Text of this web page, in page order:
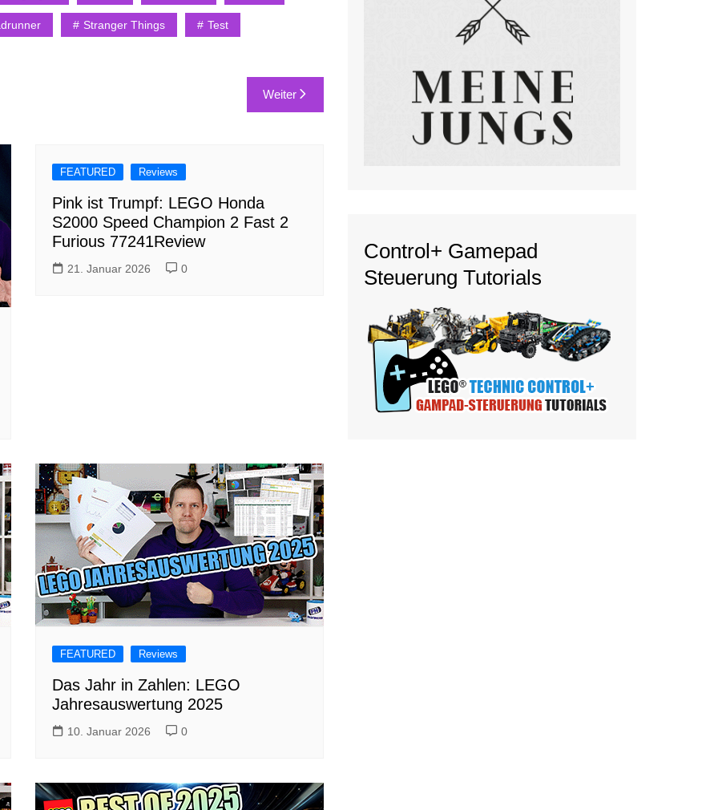
Stranger Things Test
Weiter
FEATURED Reviews
Pink ist Trumpf: LEGO Honda
S2000 Speed Champion 2 Fast 2
Furious 77241Review
21. Januar 2026 0
FEATURED Reviews
Das Jahr in Zahlen: LEGO
Jahresauswertung 2025
10. Januar 2026 0
Control+ Gamepad
Steuerung Tutorials